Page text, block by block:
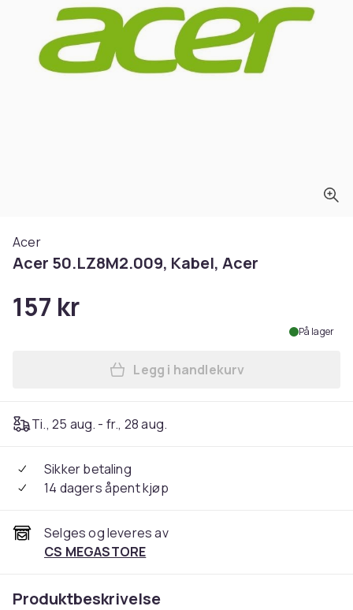
Acer
Acer 50.LZ8M2.009, Kabel, Acer
157 kr
På lager
Legg Acer 50.LZ8M2.009,
Legg i handlekurv
Ti., 25 aug. - fr., 28 aug.
Sikker betaling
14 dagers åpent kjøp
Selges og leveres av
CS MEGASTORE
Produktbeskrivelse